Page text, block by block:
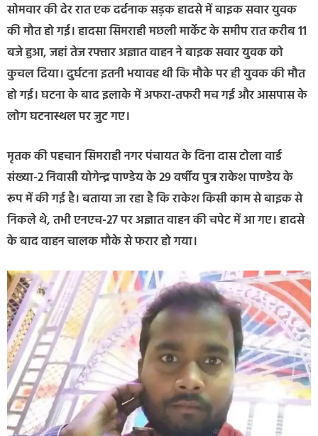
सोमवार की देर रात एक दर्दनाक सड़क हादसे में बाइक सवार युवक
की मौत हो गई। हादसा सिमराही मछली मार्केट के समीप रात करीब 11
बजे हुआ, जहां तेज रफ्तार अज्ञात वाहन ने बाइक सवार युवक को
कुचल दिया। दुर्घटना इतनी भयावह थी कि मौके पर ही युवक की मौत
हो गई। घटना के बाद इलाके में अफरा-तफरी मच गई और आसपास के
लोग घटनास्थल पर जुट गए।
मृतक की पहचान सिमराही नगर पंचायत के दिना दास टोला वार्ड
संख्या-2 निवासी योगेन्द्र पाण्डेय के 29 वर्षीय पुत्र राकेश पाण्डेय के
रूप में की गई है। बताया जा रहा है कि राकेश किसी काम से बाइक से
निकले थे, तभी एनएच-27 पर अज्ञात वाहन की चपेट में आ गए। हादसे
के बाद वाहन चालक मौके से फरार हो गया।